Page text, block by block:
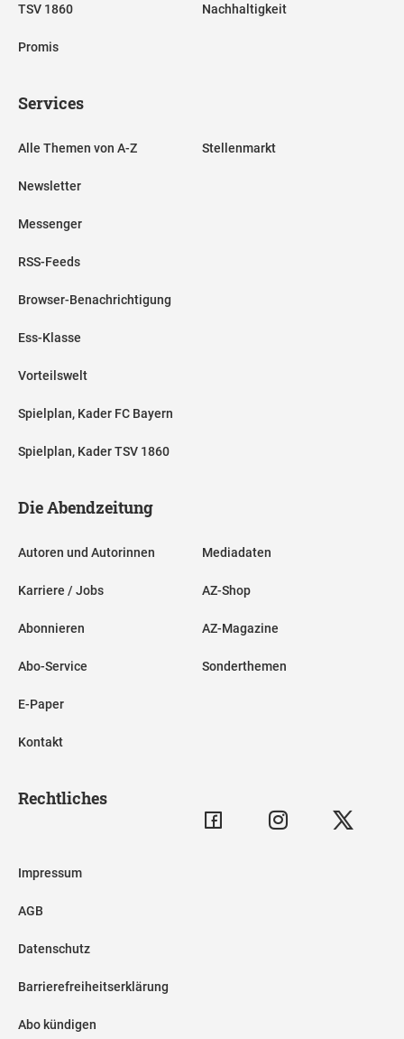
TSV 1860
Promis
Nachhaltigkeit
Services
Alle Themen von A-Z
Newsletter
Messenger
RSS-Feeds
Browser-Benachrichtigung
Ess-Klasse
Vorteilswelt
Spielplan, Kader FC Bayern
Spielplan, Kader TSV 1860
Stellenmarkt
Die Abendzeitung
Autoren und Autorinnen
Karriere / Jobs
Abonnieren
Abo-Service
E-Paper
Kontakt
Mediadaten
AZ-Shop
AZ-Magazine
Sonderthemen
Rechtliches
Impressum
AGB
Datenschutz
Barrierefreiheitserklärung
Abo kündigen